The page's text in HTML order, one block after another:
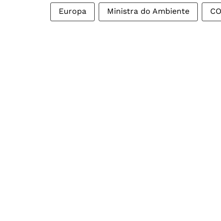
Europa Ministra do Ambiente